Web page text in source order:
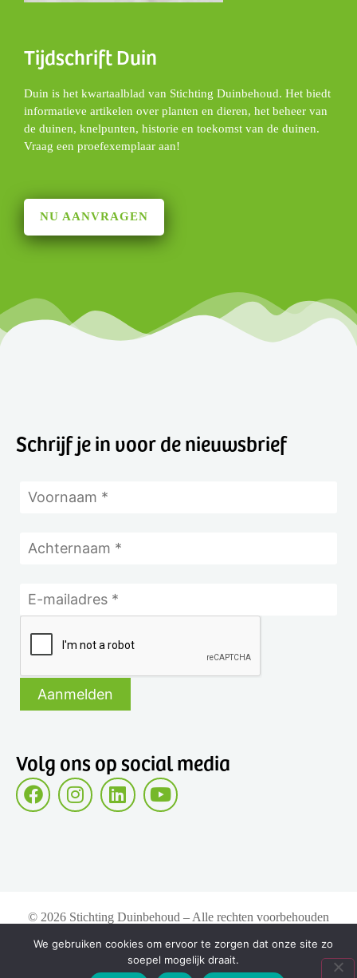
Tijdschrift Duin
Duin is het kwartaalblad van Stichting Duinbehoud. Het biedt
informatieve artikelen over planten en dieren, het beheer van
de duinen, knelpunten, historie en toekomst van de duinen.
Vraag een proefexemplaar aan!
NU AANVRAGEN
Schrijf je in voor de nieuwsbrief
Volg ons op social media
© 2026 Stichting Duinbehoud – Alle rechten voorbehouden
We gebruiken cookies om ervoor te zorgen dat onze site zo
soepel mogelijk draait.